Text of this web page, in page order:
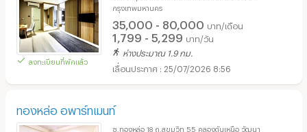
ลงทะเบียนที่พักแล้ว
กรุงเทพมหานคร
35,000 - 80,000 บาท/เดือน
1,799 - 5,299 บาท/วัน
ห่างประมาณ 1.9 กม.
25/07/2026 8:56
ทองหล่อ อพาร์ทเมนท์
ซ.ทองหล่อ 18 ถ.สุขุมวิท 55 คลองตันเหนือ วัฒนา